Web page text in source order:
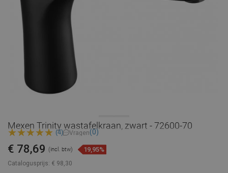
Mexen Trinity wastafelkraan, zwart - 72600-70
(4) Vragen(0)
Catalogusprijs: € 98,30
€ 78,69 (incl. btw) 19,95%